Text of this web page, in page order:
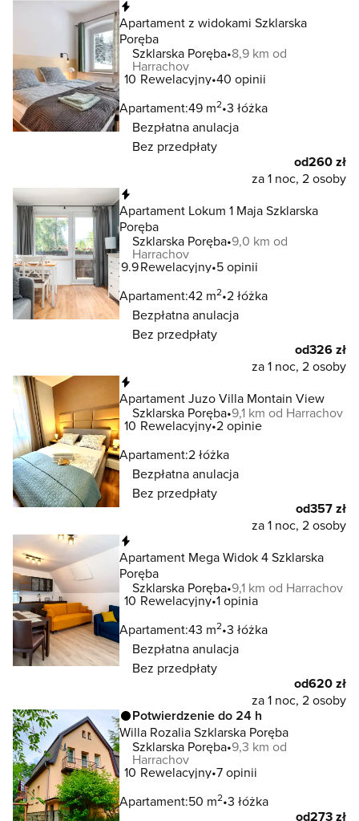
Apartament z widokami Szklarska
Poręba
Szklarska Poręba 8,9 km od
Harrachov
10 Rewelacyjny 40 opinii
Apartament:49 m2 3 łóżka
Bezpłatna anulacja
Bez przedpłaty
od260 zł
za 1 noc, 2 osoby
Apartament Lokum 1 Maja Szklarska
Poręba
Szklarska Poręba 9,0 km od
Harrachov
9.9Rewelacyjny 5 opinii
Apartament:42 m2 2 łóżka
Bezpłatna anulacja
Bez przedpłaty
od326 zł
za 1 noc, 2 osoby
Apartament Juzo Villa Montain View
Szklarska Poręba 9,1 km od Harrachov
10 Rewelacyjny 2 opinie
Apartament:2 łóżka
Bezpłatna anulacja
Bez przedpłaty
od357 zł
za 1 noc, 2 osoby
Apartament Mega Widok 4 Szklarska
Poręba
Szklarska Poręba 9,1 km od Harrachov
10 Rewelacyjny 1 opinia
Apartament:43 m2 3 łóżka
Bezpłatna anulacja
Bez przedpłaty
od620 zł
za 1 noc, 2 osoby
Potwierdzenie do 24 h
Willa Rozalia Szklarska Poręba
Szklarska Poręba 9,3 km od
Harrachov
10 Rewelacyjny 7 opinii
Apartament:50 m2 3 łóżka
od273 zł